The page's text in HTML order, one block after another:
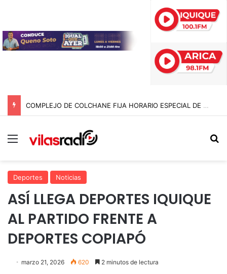
COMPLEJO DE COLCHANE FIJA HORARIO ESPECIAL DE ATENCIÓN PEATONAL DESDE BOLIVIA DE CARA A LA FIESTA DE SAN LORENZO
Menú
Deportes Noticias
ASÍ LLEGA DEPORTES IQUIQUE
AL PARTIDO FRENTE A
DEPORTES COPIAPÓ
marzo 21, 2026 620 2 minutos de lectura